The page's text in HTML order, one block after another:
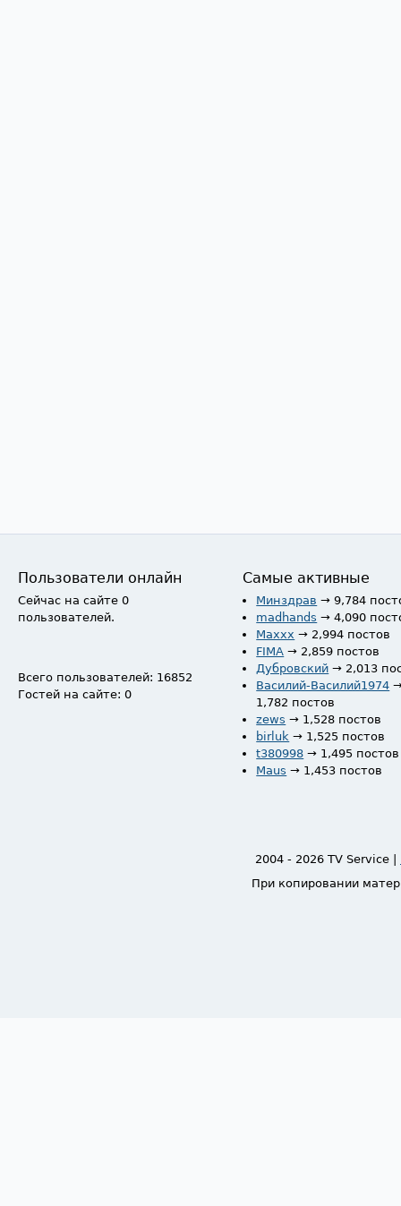
Пользователи онлайн
Сейчас на сайте 0
пользователей.
Всего пользователей: 16852
Гостей на сайте: 0
Самые активные
Минздрав → 9,784
madhands → 4,090
Maxxx → 2,994 постов
FIMA → 2,859 постов
Дубровский → 2,013
Василий-Василий1974
1,782 постов
zews → 1,528 постов
birluk → 1,525 постов
t380998 → 1,495 постов
Maus → 1,453 постов
2004 - 2026 TV Service |
При копировании